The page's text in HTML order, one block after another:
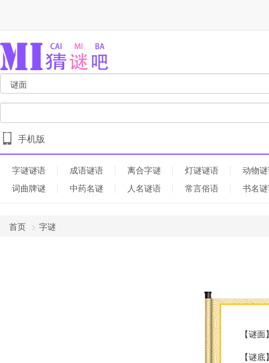
手机版
字谜谜语 成语谜语 离合字谜 灯谜谜语
动物
词曲牌谜
中药名谜 人名谜语 常言俗语 书名
首页 字谜
【谜
【谜底